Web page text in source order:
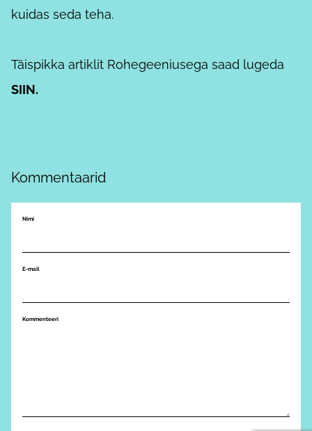
kuidas seda teha.
Täispikka artiklit Rohegeeniusega saad lugeda
SIIN.
Kommentaarid
Nimi
E-mail
Kommenteeri